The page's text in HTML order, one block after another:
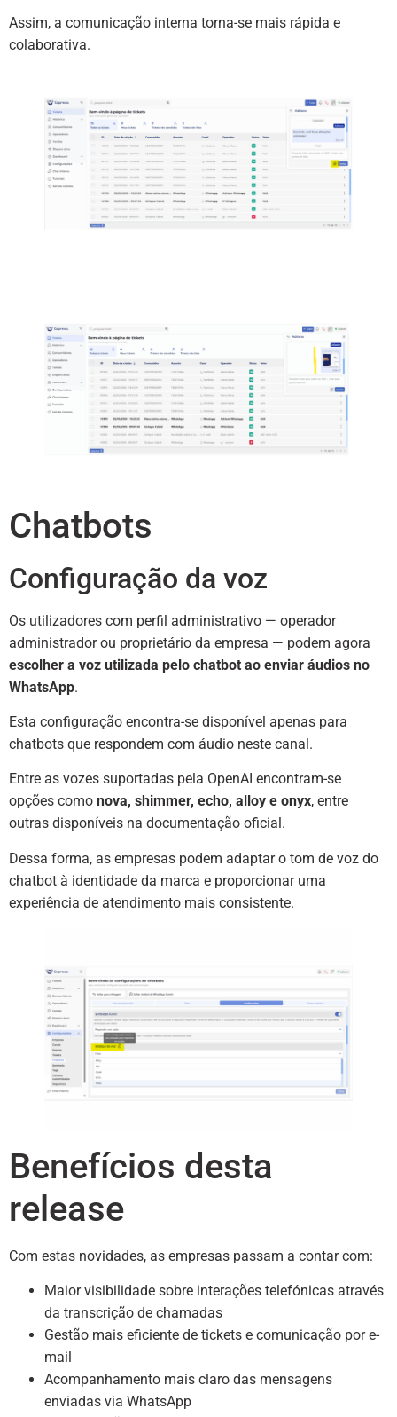
Assim, a comunicação interna torna-se mais rápida e
colaborativa.
Chatbots
Configuração da voz
Os utilizadores com perfil administrativo — operador
administrador ou proprietário da empresa — podem agora
escolher a voz utilizada pelo chatbot ao enviar áudios no
WhatsApp.
Esta configuração encontra-se disponível apenas para
chatbots que respondem com áudio neste canal.
Entre as vozes suportadas pela OpenAI encontram-se
opções como nova, shimmer, echo, alloy e onyx, entre
outras disponíveis na documentação oficial.
Dessa forma, as empresas podem adaptar o tom de voz do
chatbot à identidade da marca e proporcionar uma
experiência de atendimento mais consistente.
Benefícios desta
release
Com estas novidades, as empresas passam a contar com:
Maior visibilidade sobre interações telefónicas através
da transcrição de chamadas
Gestão mais eficiente de tickets e comunicação por e-
mail
Acompanhamento mais claro das mensagens
enviadas via WhatsApp